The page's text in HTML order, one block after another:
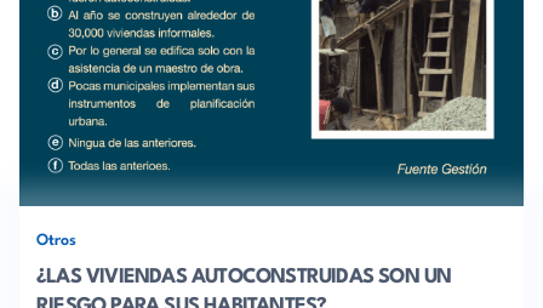
Otros
¿LAS VIVIENDAS AUTOCONSTRUIDAS SON UN